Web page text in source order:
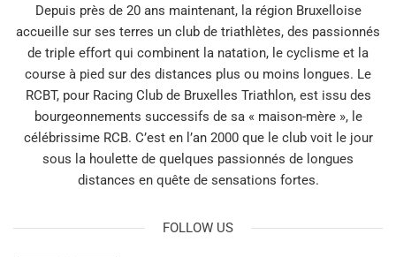
Depuis près de 20 ans maintenant, la région Bruxelloise
accueille sur ses terres un club de triathlètes, des passionnés
de triple effort qui combinent la natation, le cyclisme et la
course à pied sur des distances plus ou moins longues. Le
RCBT, pour Racing Club de Bruxelles Triathlon, est issu des
bourgeonnements successifs de sa « maison-mère », le
célébrissime RCB. C’est en l’an 2000 que le club voit le jour
sous la houlette de quelques passionnés de longues
distances en quête de sensations fortes.
FOLLOW US